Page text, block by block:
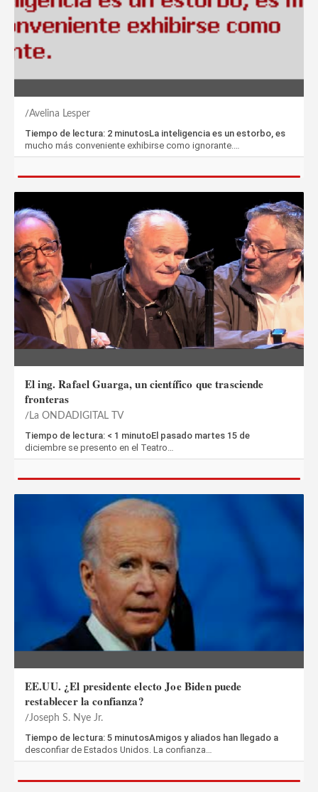
Avelina Lesper
Tiempo de lectura: 2 minutosLa inteligencia es un estorbo, es
mucho más conveniente exhibirse como ignorante.…
El ing. Rafael Guarga, un científico que trasciende
fronteras
La ONDADIGITAL TV
Tiempo de lectura: < 1 minutoEl pasado martes 15 de
diciembre se presento en el Teatro…
EE.UU. ¿El presidente electo Joe Biden puede
restablecer la confianza?
Joseph S. Nye Jr.
Tiempo de lectura: 5 minutosAmigos y aliados han llegado a
desconfiar de Estados Unidos. La confianza…